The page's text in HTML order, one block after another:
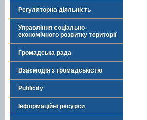
Регуляторна діяльність
Управління соціально-
економічного розвитку території
Громадська рада
Взаємодія з громадськістю
Publicity
Інформаційні ресурси